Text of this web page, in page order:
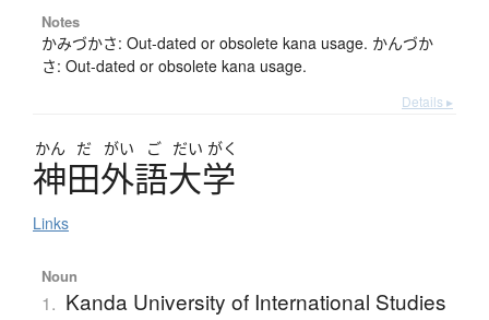
Notes
かみづかさ: Out-dated or obsolete kana usage. かんづか
さ: Out-dated or obsolete kana usage.
Details ▸
かん だ がい ご だい がく
神田外語大学
Links
Noun
1. Kanda University of International Studies